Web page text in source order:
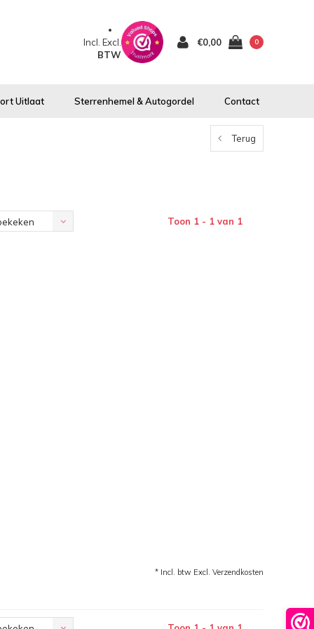
Incl. Excl.
BTW
€0,00 0
Uitlaat Sterrenhemel & Autogordel Contact
Terug
Toon 1 - 1 van 1
* Incl. btw Excl. Verzendkosten